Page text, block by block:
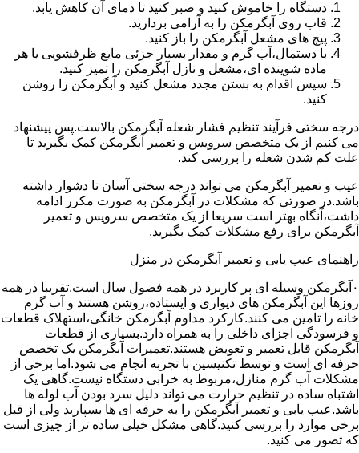
دستگاه را خاموش کنید و صبر کنید تا دمای آن کاهش یابد.
قاب روی آبگرمکن را به آرامی بردارید.
پیچ های مشعل آبگرمکن را باز کنید.
با دستمال،آب گرم و مقدار بسیار جزئی مایع ظرفشویی یا هر
ماده شوینده ای،مشعل و نازل آبگرمکن را تمیز کنید.
سپس اقدام به بستن مجدد مشعل کنید و آبگرمکن را روشن
کنید.
درجه سختی فرآیند تنظیم فشار شعله آبگرمکن بالاست.پس پیشنهاد
می کنیم از یک متخصص سرویس و تعمیر آبگرمکن کمک بگیرید تا
علت کم شدن شعله را بررسی کند.
عیب و تعمیر آبگرمکن می تواند درجه سختی آسان تا دشوار داشته
باشد.در صورتی که مشکلات در آبگرمکن به صورت مکرر ادامه
داشت،آنگاه بهتر است سریعا از یک متخصص سرویس و تعمیر
آبگرمکن برای رفع مشکلات کمک بگیرید.
راهنمای عیب یابی و تعمیر آبگرمکن در منزل
۰آبگرمکن وسیله ای پر کاربرد در همه فصول سال است.تقریبا در همه
روزها این آبگرمکن های دیواری و ایستاده،روشن هستند و آب گرم
خانه را تامین می کنند.کارکرد مداوم آبگرمکن خانگی،استهلاک قطعات
و فرسودگی اجزای داخلی را به همراه دارد.بسیاری از قطعات
آبگرمکن قابل تعمیر و تعویض هستند.تعمیرات آبگرمکن یک تخصص
حرفه ای است و توسط تکنیسین با تجربه انجام می شود.اما برخی از
مشکلات آب گرم منازل،مربوط به خرابی دستگاه نیست.گاهی یک
اشتباه ساده در تنظیم حرارت می تواند دلیل سرد بودن آب لوله ها
باشد.عیب یابی و تعمیر آبگرمکن را به حرفه ای ها بسپارید ولی از قبل
برخی موارد را بررسی کنید.گاهی مشکل خیلی ساده تر از چیزی است
که تصور می کنید.